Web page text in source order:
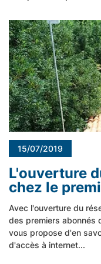
15/07/2019
L'ouverture
chez le
Avec l'ouverture du
des premiers abonnés
vous propose d'en
d'accès à internet...